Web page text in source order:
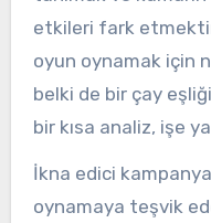
etkileri fark
oyun oynamak için
belki de bir çay
bir kısa analiz, işe
İkna edici
oynamaya teşvik